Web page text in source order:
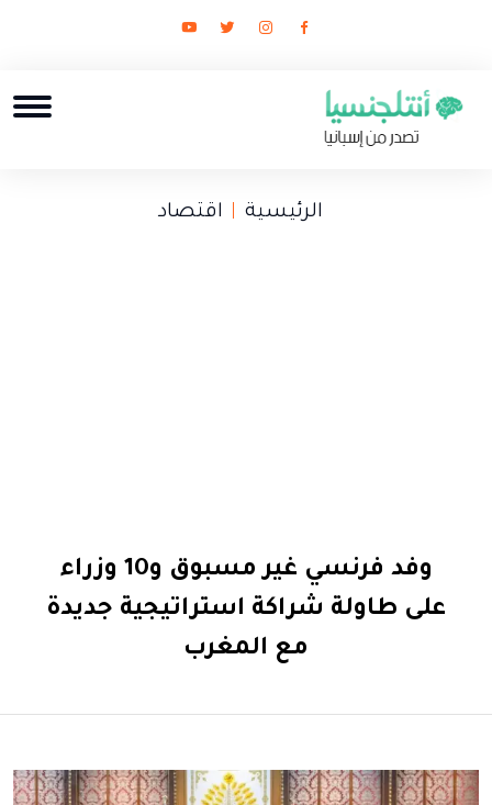
الرئيسية اقتصاد
وفد فرنسي غير مسبوق و10 وزراء
على طاولة شراكة استراتيجية جديدة
مع المغرب